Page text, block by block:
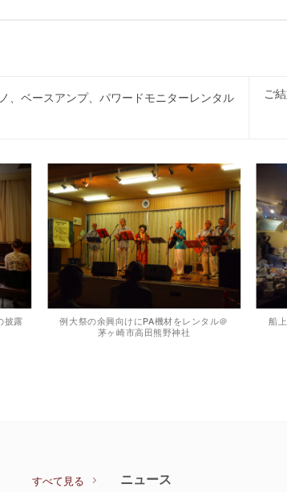
、ベースアンプ、パワードモニターレンタル
ご
披露
例大祭の余興向けにPA機材をレンタル＠
茅ヶ崎市高田熊野神社
船
すべて見る ニュース